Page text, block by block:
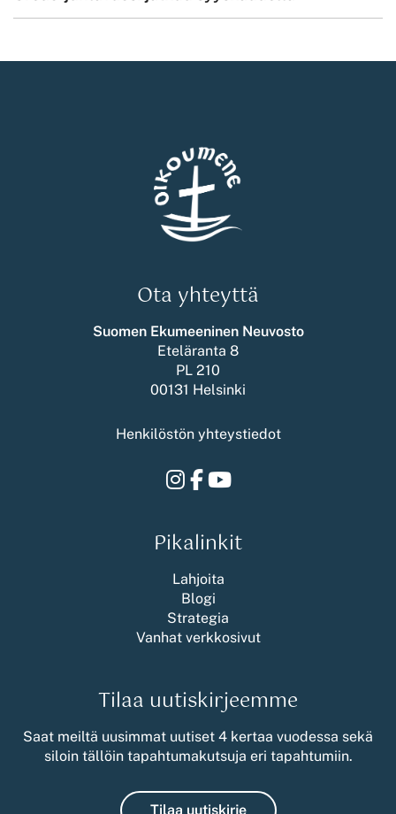
Ota yhteyttä
Suomen Ekumeeninen Neuvosto
Eteläranta 8
PL 210
00131 Helsinki
Henkilöstön yhteystiedot
Instagram
Facebook
Youtube
Pikalinkit
Lahjoita
Blogi
Strategia
Vanhat verkkosivut
Tilaa uutiskirjeemme
Saat meiltä uusimmat uutiset 4 kertaa vuodessa sekä
siloin tällöin tapahtumakutsuja eri tapahtumiin.
Tilaa uutiskirje